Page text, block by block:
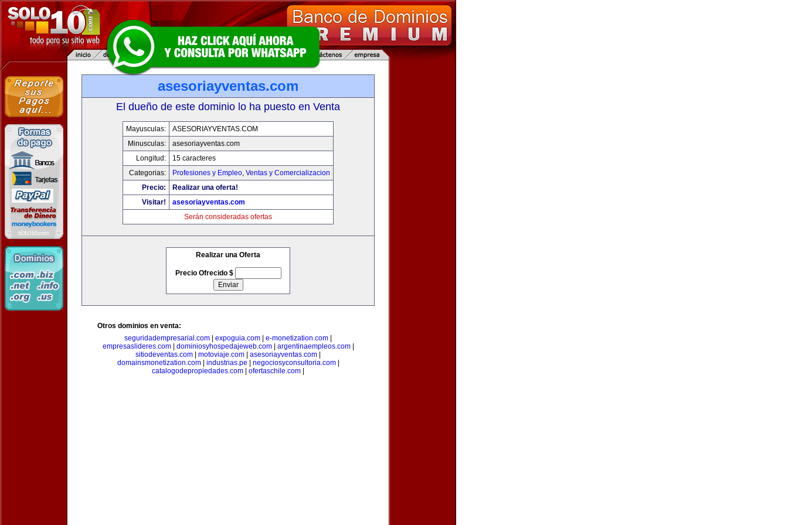
asesoriayventas.com
El dueño de este dominio lo ha puesto en Venta
Mayusculas:
ASESORIAYVENTAS.COM
Minusculas:
asesoriayventas.com
Longitud:
15 caracteres
Categorias:
Profesiones y Empleo, Ventas y Comercializacion
Precio:
Realizar una oferta!
Visitar!
asesoriayventas.com
Serán consideradas ofertas
Realizar una Oferta
Precio Ofrecido $
Otros dominios en venta:
seguridadempresarial.com
expoguia.com e-monetization.com
empresaslideres.com| dominiosyhospedajeweb.com| argentinaempleos.com|
sitiodeventas.com
motoviaje.com asesoriayventas.com
domainsmonetization.com| industrias.pe negociosyconsultoria.com|
catalogodepropiedades.com
ofertaschile.com